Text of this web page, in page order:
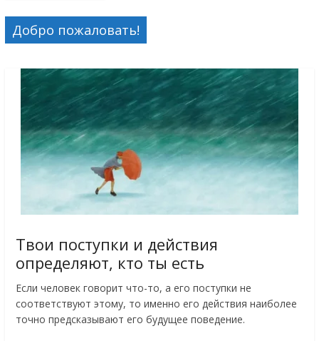
Добро пожаловать!
Твои поступки и действия
определяют, кто ты есть
Если человек говорит что-то, а его поступки не
соответствуют этому, то именно его действия наиболее
точно предсказывают его будущее поведение.